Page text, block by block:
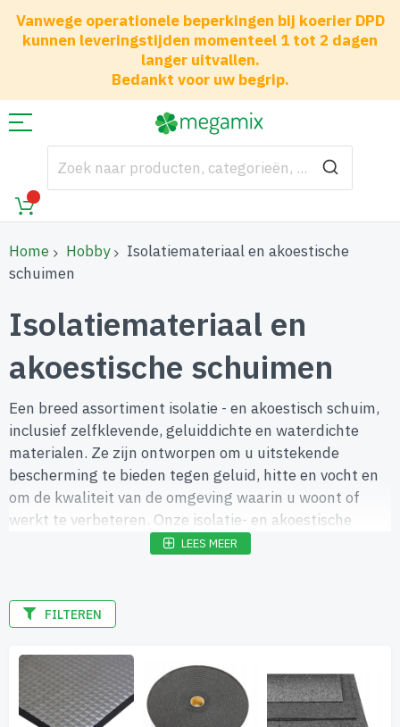
Vanwege operationele beperkingen bij koerier DPD
kunnen leveringstijden momenteel 1 tot 2 dagen
langer uitvallen.
Bedankt voor uw begrip.
Home Hobby
Isolatiemateriaal en akoestische
schuimen
Isolatiemateriaal en
akoestische schuimen
Een breed assortiment isolatie - en akoestisch schuim,
inclusief zelfklevende, geluiddichte en waterdichte
materialen. Ze zijn ontworpen om u uitstekende
bescherming te bieden tegen geluid, hitte en vocht en
om de kwaliteit van de omgeving waarin u woont of
werkt te verbeteren. Onze isolatie- en akoestische
schuimen hebben uitstekende eigenschappen die
zich aan elk oppervlak aan, waardoor u tijd en moeite
bespaart bij het installeren ervan. Ons geluiddichte
schuim zorgt ervoor dat je geen ongewenste geluiden
in de kamer hoort, terwijl ons waterdichte schuim
beschermt tegen vocht en water.
LEES MEER
FILTEREN